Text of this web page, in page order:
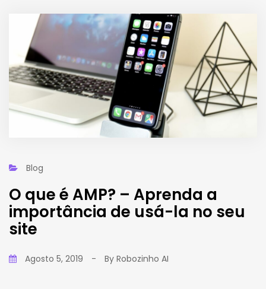
Blog
O que é AMP? – Aprenda a
importância de usá-la no seu
site
Agosto 5, 2019 - By Robozinho AI